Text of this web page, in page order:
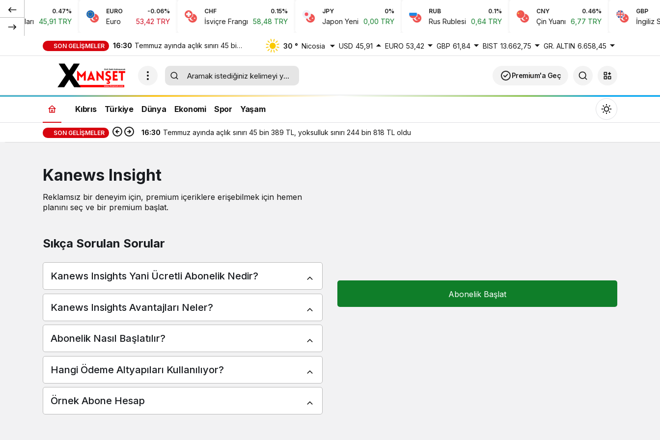
0.47%
45,91 TRY
EURO -0.06%
Euro 53,42 TRY
CHF 0.15%
İsviçre Frangı 58,48 TRY
JPY
Japon Yeni 0,00 TRY
RUB 0.1%
Rus Rublesi 0,64 TRY
CNY 0.46%
Çin Yuanı 6,77 TRY
GBP
İngiliz
SON GELIŞMELER 16:30 Temmuz ayında açlık sınırı 45 bin
389 TL, yoksulluk sınırı 244 bin
818 TL oldu
30 ° Nicosia USD 45,91 EURO 53,42 GBP 61,84 BIST 13.662,75 GR. ALTIN 6.658,45
Premium'a Geç
Kıbrıs Türkiye Dünya Ekonomi Spor Yaşam
SON GELIŞMELER 16:30 Temmuz ayında açlık sınırı 45 bin 389 TL, yoksulluk sınırı 244 bin 818 TL oldu
Kanews Insight
Reklamsız bir deneyim için, premium içeriklere erişebilmek için hemen
planını seç ve bir premium başlat.
Sıkça Sorulan Sorular
Kanews Insights Yani Ücretli Abonelik Nedir?
Kanews Insights Avantajları Neler?
Abonelik Nasıl Başlatılır?
Hangi Ödeme Altyapıları Kullanılıyor?
Örnek Abone Hesap
Abonelik Başlat